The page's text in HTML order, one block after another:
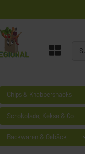
Chips & Knabbersnacks
Schokolade, Kekse & Co
Backwaren & Gebäck